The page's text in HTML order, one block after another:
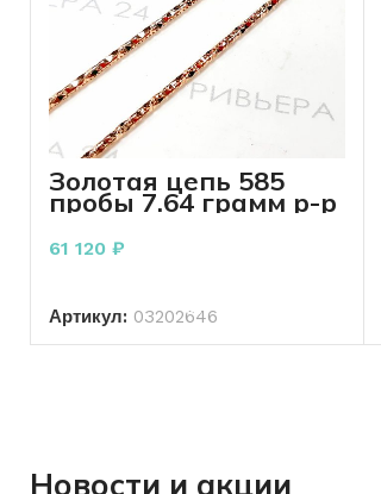
Золотая цепь 585
пробы 7.64 грамм р-р
45 см
61 120 ₽
Артикул: 03202646
Новости и акции